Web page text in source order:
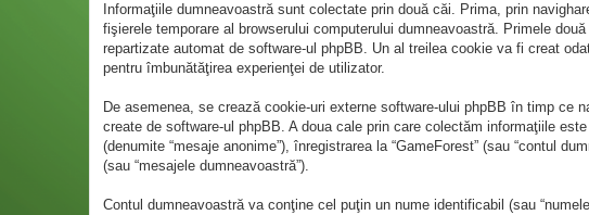
Informaţiile dumneavoastră sunt colectate prin două căi. Prima, prin
fişierele temporare al browserului computerului dumneavoastră. Primele
repartizate automat de software-ul phpBB. Un al treilea cookie va fi creat
pentru îmbunătăţirea experienţei de utilizator.
De asemenea, se crează cookie-uri externe software-ului phpBB în timp ce
create de software-ul phpBB. A doua cale prin care colectăm informaţiile
(denumite “mesaje anonime”), înregistrarea la “GameForest” (sau “contul
(sau “mesajele dumneavoastră”).
Contul dumneavoastră va conţine cel puţin un nume identificabil (sau